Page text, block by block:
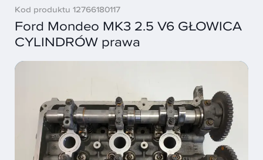
Kod produktu 12766180117
Ford Mondeo MK3 2.5 V6 GŁOWICA
CYLINDRÓW prawa